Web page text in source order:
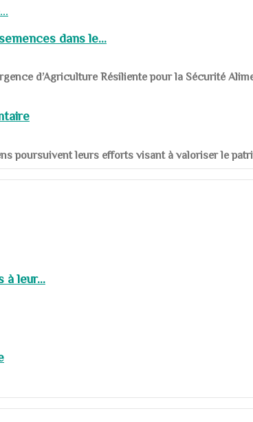
dans le...
d’Agriculture Résiliente pour la Sécurité
poursuivent leurs efforts visant à valoriser le
à leur...